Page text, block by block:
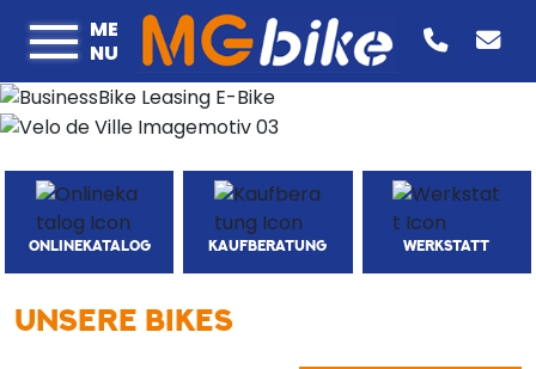
ME
NU
ONLINEKATALOG KAUFBERATUNG WERKSTATT
UNSERE BIKES